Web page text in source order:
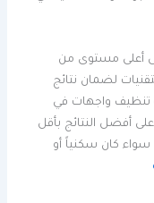
أعلى مستوى من
لضمان نتائج
تنظيف واجهات في
أفضل النتائج بأقل
كان سكنياً أو